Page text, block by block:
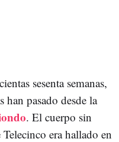
sesenta semanas,
pasado desde la
. El cuerpo sin
era hallado en